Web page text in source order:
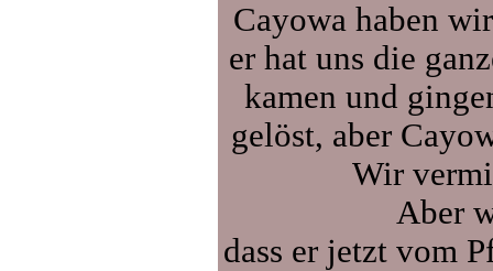
Cayowa haben
er hat uns die
kamen und
gelöst, aber
Wir
Aber
dass er jetzt vom